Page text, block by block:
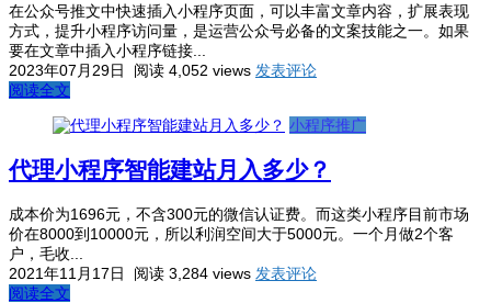
在公众号推文中快速插入小程序页面，可以丰富文章内容，扩展表现
方式，提升小程序访问量，是运营公众号必备的文案技能之一。如果
要在文章中插入小程序链接...
2023年07月29日
阅读 4,052 views 发表评论
阅读全文
小程序推广
代理小程序智能建站月入多少？
成本价为1696元，不含300元的微信认证费。而这类小程序目前市场
价在8000到10000元，所以利润空间大于5000元。一个月做2个客
户，毛收...
2021年11月17日
阅读 3,284 views 发表评论
阅读全文